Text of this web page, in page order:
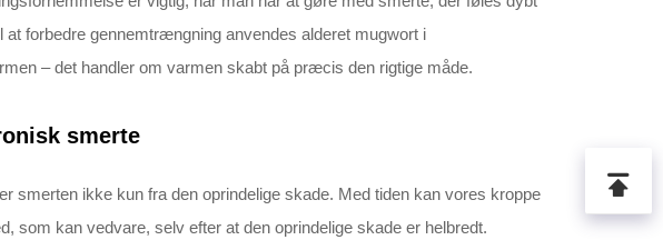
at forbedre gennemtrængning anvendes alderet mugwort i
– det handler om varmen skabt på præcis den rigtige måde.
smerte
ikke kun fra den oprindelige skade. Med tiden kan vores kroppe
som kan vedvare, selv efter at den oprindelige skade er helbredt.